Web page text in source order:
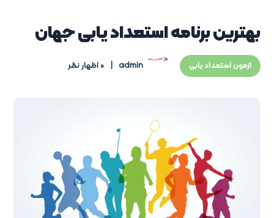
بهترین برنامه استعداد یابی جهان
ازمون استعداد یابی admin 0 اظهار نظر